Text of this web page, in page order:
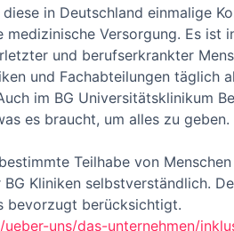
in Deutschland einmalige
Versorgung. Es ist
und berufserkrankter
und Fachabteilungen täglich
im BG Universitätsklinikum
es braucht, um alles zu geben.
Teilhabe von
Kliniken selbstverständlich.
bevorzugt berücksichtigt.
uns/das-unternehmen/